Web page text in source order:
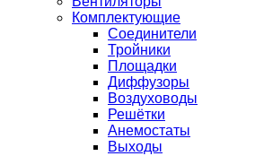
Комплектующие
Соединители
Тройники
Площадки
Диффузоры
Воздуховоды
Решётки
Анемостаты
Выходы